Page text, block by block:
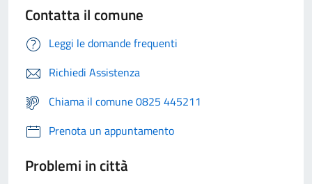
Contatta il comune
Leggi le domande frequenti
Richiedi Assistenza
Chiama il comune 0825 445211
Prenota un appuntamento
Problemi in città